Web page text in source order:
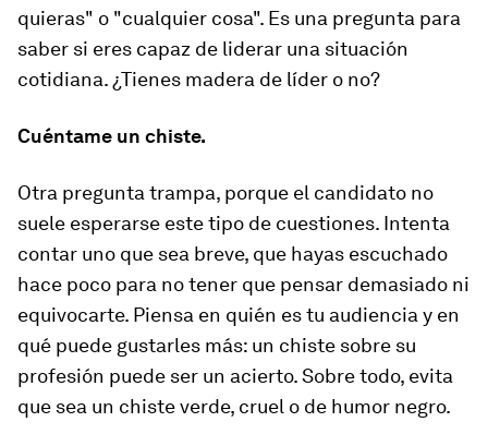
quieras" o "cualquier cosa". Es una pregunta para
saber si eres capaz de liderar una situación
cotidiana. ¿Tienes madera de líder o no?
Cuéntame un chiste.
Otra pregunta trampa, porque el candidato no
suele esperarse este tipo de cuestiones. Intenta
contar uno que sea breve, que hayas escuchado
hace poco para no tener que pensar demasiado ni
equivocarte. Piensa en quién es tu audiencia y en
qué puede gustarles más: un chiste sobre su
profesión puede ser un acierto. Sobre todo, evita
que sea un chisteverde, cruel o de humor negro.